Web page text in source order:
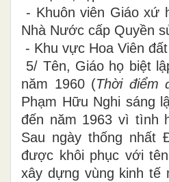
- Khuôn viên Giáo xứ
Nhà Nước cấp Quyền
- Khu vực Hoa Viên
5/ Tên, Giáo họ biệt
năm 1960 (Thời điểm
Phạm Hữu Nghi sáng
đến năm 1963 vì tình
Sau ngày thống nhất
được khôi phục với
xây dựng vùng kinh tế